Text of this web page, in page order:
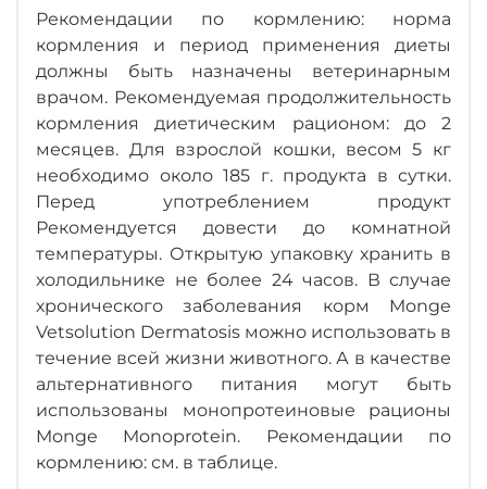
Рекомендации по кормлению: норма
кормления и период применения диеты
должны быть назначены ветеринарным
врачом. Рекомендуемая продолжительность
кормления диетическим рационом: до 2
месяцев. Для взрослой кошки, весом 5 кг
необходимо около 185 г. продукта в сутки.
Перед употреблением продукт
Рекомендуется довести до комнатной
температуры. Открытую упаковку хранить в
холодильнике не более 24 часов. В случае
хронического заболевания корм Monge
Vetsolution Dermatosis можно использовать в
течение всей жизни животного. А в качестве
альтернативного питания могут быть
использованы монопротеиновые рационы
Monge Monoprotein. Рекомендации по
кормлению: см. в таблице.